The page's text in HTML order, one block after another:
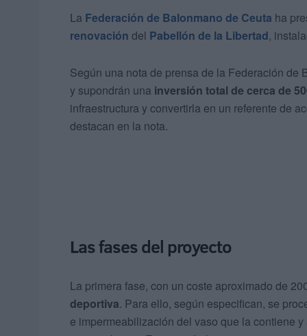
La Federación de Balonmano de Ceuta ha
renovación del Pabellón de la Libertad,
Según una nota de prensa de la Federación
y supondrán una inversión total de cerca de
infraestructura y convertirla en un referente de
destacan en la nota.
Las fases del proyecto
La primera fase, con un coste aproximado de
deportiva. Para ello, según especifican, se
e impermeabilización del vaso que la contiene